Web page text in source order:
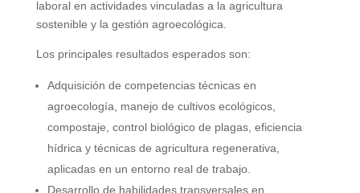
laboral en actividades vinculadas a la agricultura
sostenible y la gestión agroecológica.
Los principales resultados esperados son:
Adquisición de competencias técnicas en
agroecología, manejo de cultivos ecológicos,
compostaje, control biológico de plagas, eficiencia
hídrica y técnicas de agricultura regenerativa,
aplicadas en un entorno real de trabajo.
Desarrollo de habilidades transversales en